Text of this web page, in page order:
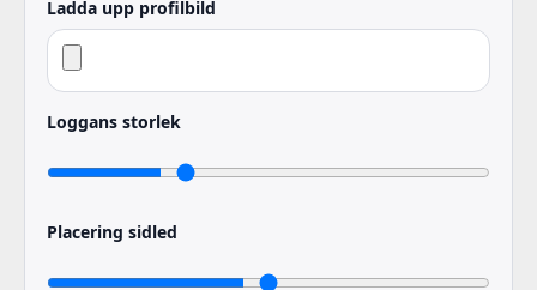
Ladda upp profilbild
Loggans storlek
Placering sidled